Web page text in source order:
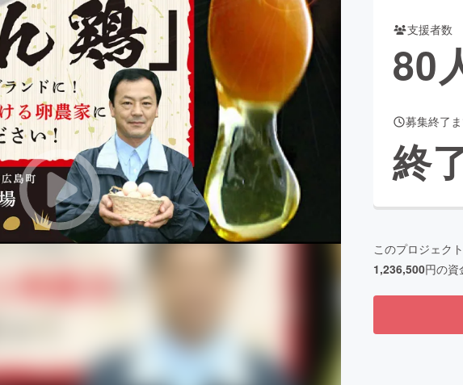
チャレンジ ビューティー・ヘルスケア
CAMPFIRE for Social Good
CAMPFIREふるさと納税 machi-ya
支援者数
80
募集終了
終
このプロジェクト
1,236,500円の資